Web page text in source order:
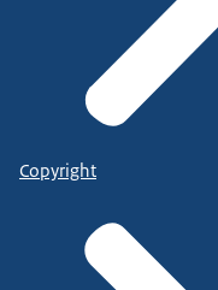
Copyright